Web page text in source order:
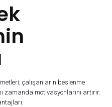
çalışanların beslenme
zamanda motivasyonlarını artırır.